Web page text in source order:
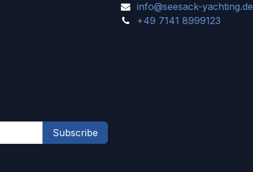
info@seesack-yachting.de
+49 7141 8999123
Subscribe